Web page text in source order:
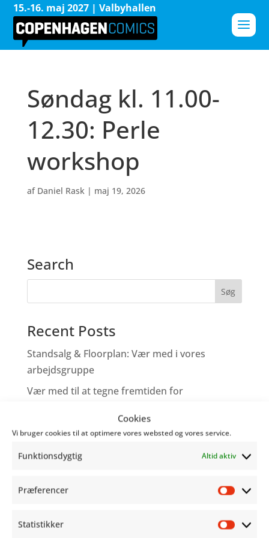
Cookies
Vi bruger cookies til at optimere vores websted og vores service.
Funktionsdygtig Altid aktiv
Præferencer
Statistikker
15.-16. maj 2027 | Valbyhallen
Søndag kl. 11.00-
12.30: Perle
workshop
af Daniel Rask| maj 19, 2026
Search
Recent Posts
Standsalg & Floorplan: Vær med i vores
arbejdsgruppe
Vær med til at tegne fremtiden for
Tegneserieskabere – Tag med os på Comic
Genoplev programmet fra Word Balloon
Hjælp os med at gøre festivalen bedre!
Recent Comments